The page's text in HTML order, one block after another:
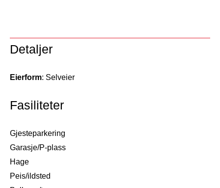
Detaljer
Eierform: Selveier
Fasiliteter
Gjesteparkering
Garasje/P-plass
Hage
Peis/ildsted